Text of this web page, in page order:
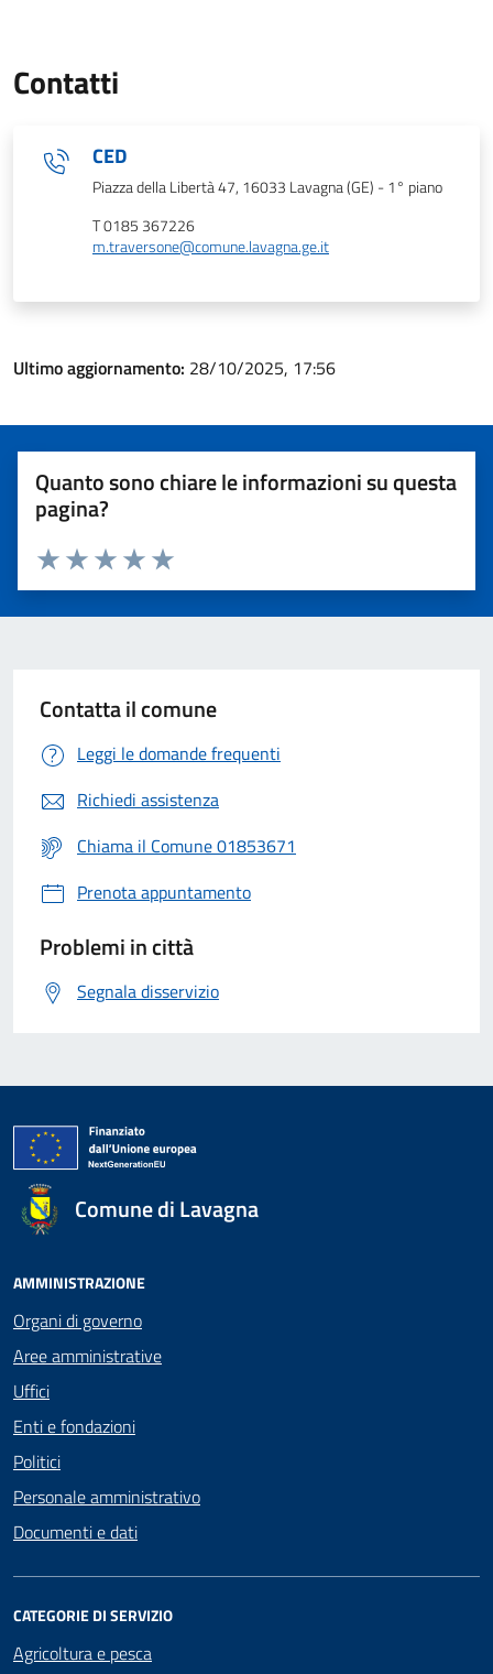
Contatti
CED
Piazza della Libertà 47, 16033 Lavagna (GE) - 1° piano
T 0185 367226
m.traversone@comune.lavagna.ge.it
Ultimo aggiornamento: 28/10/2025, 17:56
Quanto sono chiare le informazioni su questa
pagina?
Valuta 5 stelle su 5
Valuta 4 stelle su 5
Valuta 3 stelle su 5
Valuta 2 stelle su 5
Valuta 1 stelle su 5
Contatta il comune
Leggi le domande frequenti
Richiedi assistenza
Chiama il Comune 01853671
Prenota appuntamento
Problemi in città
Segnala disservizio
Comune di Lavagna
AMMINISTRAZIONE
Organi di governo
Aree amministrative
Uffici
Enti e fondazioni
Politici
Personale amministrativo
Documenti e dati
CATEGORIE DI SERVIZIO
Agricoltura e pesca